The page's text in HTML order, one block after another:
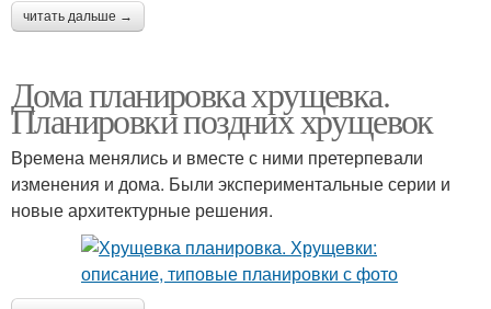
читать дальше →
Дома планировка хрущевка.
Планировки поздних хрущевок
Времена менялись и вместе с ними претерпевали
изменения и дома. Были экспериментальные серии и
новые архитектурные решения.